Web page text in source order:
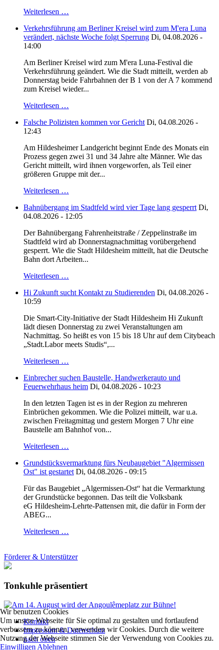
Weiterlesen …
Verkehrsführung am Berliner Kreisel wird zum M'era Luna
verändert, nächste Woche folgt Sperrung Di, 04.08.2026 -
14:00
Am Berliner Kreisel wird zum M'era Luna-Festival die
Verkehrsführung geändert. Wie die Stadt mitteilt, werden ab
Donnerstag beide Fahrbahnen der B 1 von der A 7 kommend
zum Kreisel wieder...
Weiterlesen …
Falsche Polizisten kommen vor Gericht Di, 04.08.2026 -
12:43
Am Hildesheimer Landgericht beginnt Ende des Monats ein
Prozess gegen zwei 31 und 34 Jahre alte Männer. Wie das
Gericht mitteilt, wird ihnen vorgeworfen, als Teil einer
größeren Gruppe mit der...
Weiterlesen …
Bahnübergang im Stadtfeld wird vier Tage lang gesperrt Di,
04.08.2026 - 12:05
Der Bahnübergang Fahrenheitstraße / Zeppelinstraße im
Stadtfeld wird ab Donnerstagnachmittag vorübergehend
gesperrt. Wie die Stadt Hildesheim mitteilt, hat die Deutsche
Bahn dort Arbeiten...
Weiterlesen …
Hi Zukunft sucht Kontakt zu Studierenden Di, 04.08.2026 -
10:59
Die Smart-City-Initiative der Stadt Hildesheim Hi Zukunft
lädt diesen Donnerstag zu zwei Veranstaltungen am
Nachmittag. So heißt es von 15 bis 18 Uhr auf dem Citybeach
„Stadt.Labor meets Studis“,...
Weiterlesen …
Einbrecher suchen Baustelle, Handwerkerauto und
Feuerwehrhaus heim Di, 04.08.2026 - 10:23
In den letzten Tagen ist es in der Region zu mehreren
Einbrüchen gekommen. Wie die Polizei mitteilt, war u.a.
zwischen Freitagmittag und gestern Morgen 7 Uhr eine
Baustelle am Bahnhof von...
Weiterlesen …
Grundstücksvermarktung fürs Neubaugebiet "Algermissen
Ost" ist gestartet Di, 04.08.2026 - 09:15
Für das Baugebiet „Algermissen-Ost“ hat die Vermarktung
der Grundstücke begonnen. Das teilt die Volksbank
eG Hildesheim-Lehrte-Pattensen mit, die dafür in Form der
ABEG...
Weiterlesen …
Förderer & Unterstützer
Tonkuhle präsentiert
Kontakt
Impressum & Datenschutz
nach oben
Wir benutzen Cookies
Um unsere Webseite für Sie optimal zu gestalten und fortlaufend
verbessern zu können, verwenden wir Cookies. Durch die weitere
Nutzung der Webseite stimmen Sie der Verwendung von Cookies zu.
Einwilligen Ablehnen